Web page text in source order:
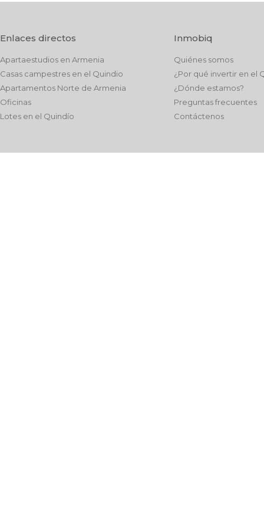
Enlaces directos
Apartaestudios en Armenia
Casas campestres en el Quindio
Apartamentos Norte de Armenia
Oficinas
Lotes en el Quindío
Inmobiq
Quiénes somos
¿Por qué invertir en el
¿Dónde estamos?
Preguntas frecuentes
Contáctenos